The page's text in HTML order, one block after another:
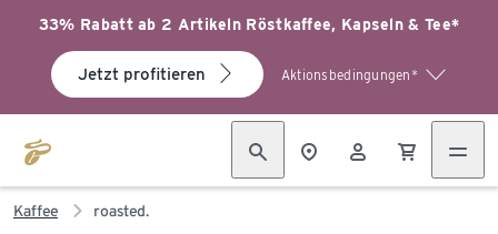
33% Rabatt ab 2 Artikeln Röstkaffee, Kapseln & Tee*
Jetzt profitieren Aktionsbedingungen*
Kaffee roasted.